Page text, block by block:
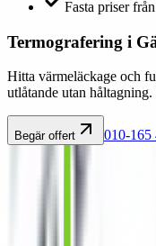
Fasta priser
Termografering i
Hitta värmeläckage och
utlåtande utan
Begär offert 010-165